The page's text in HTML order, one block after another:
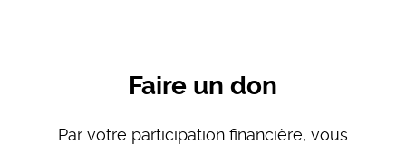
Faire un don
Par votre participation financière, vous